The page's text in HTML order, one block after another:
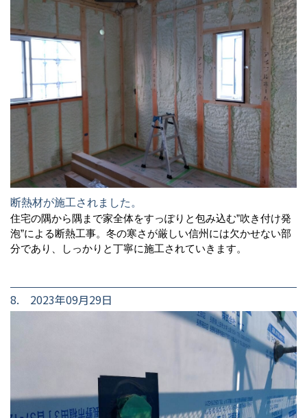
断熱材が施工されました。
住宅の隅から隅まで家全体をすっぽりと包み込む”吹き付け発
泡”による断熱工事。冬の寒さが厳しい信州には欠かせない部
分であり、しっかりと丁寧に施工されていきます。
8. 2023年09月29日